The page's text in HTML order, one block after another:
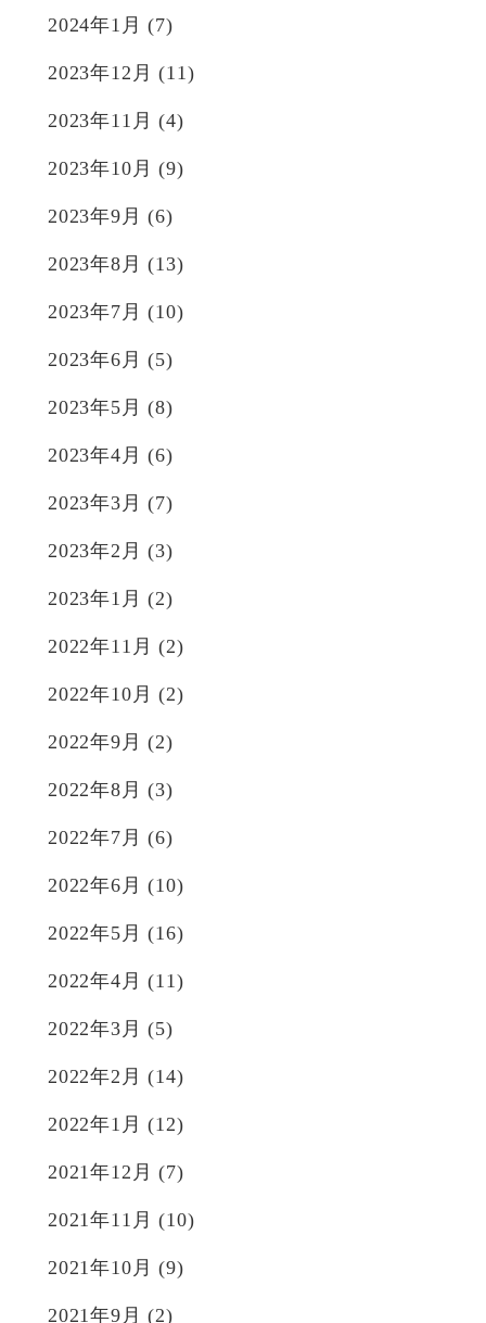
2024年1月 (7)
2023年12月 (11)
2023年11月 (4)
2023年10月 (9)
2023年9月 (6)
2023年8月 (13)
2023年7月 (10)
2023年6月 (5)
2023年5月 (8)
2023年4月 (6)
2023年3月 (7)
2023年2月 (3)
2023年1月 (2)
2022年11月 (2)
2022年10月 (2)
2022年9月 (2)
2022年8月 (3)
2022年7月 (6)
2022年6月 (10)
2022年5月 (16)
2022年4月 (11)
2022年3月 (5)
2022年2月 (14)
2022年1月 (12)
2021年12月 (7)
2021年11月 (10)
2021年10月 (9)
2021年9月 (2)